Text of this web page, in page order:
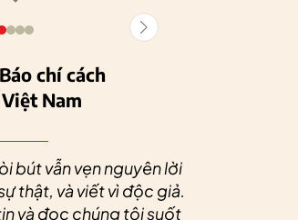
chí cách
Nam
bút vẫn vẹn nguyên lời
thật, và viết vì độc giả.
và đọc chúng tôi suốt